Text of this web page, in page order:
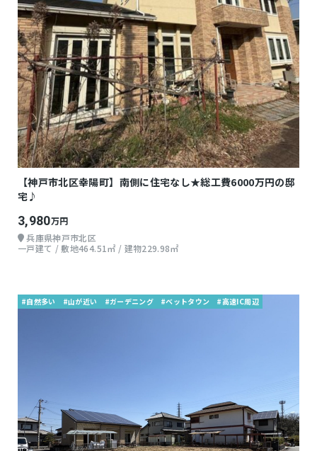
【神戸市北区幸陽町】南側に住宅なし★総工費6000万円の邸
宅♪
3,980万円
兵庫県神戸市北区
一戸建て / 敷地464.51㎡ / 建物229.98㎡
#自然多い #山が近い #ガーデニング #ベットタウン #高速IC周辺